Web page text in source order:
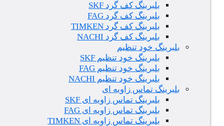
بلبرینگ کف گرد SKF
بلبرینگ کف گرد FAG
بلبرینگ کف گرد TIMKEN
بلبرینگ کف گرد NACHI
بلبرینگ خود تنظیم
بلبرینگ خود تنظیم SKF
بلبرینگ خود تنظیم FAG
بلبرینگ خود تنظیم NACHI
بلبرینگ تماس زاویه ای
بلبرینگ تماس زاویه ای SKF
بلبرینگ تماس زاویه ای FAG
بلبرینگ تماس زاویه ای TIMKEN